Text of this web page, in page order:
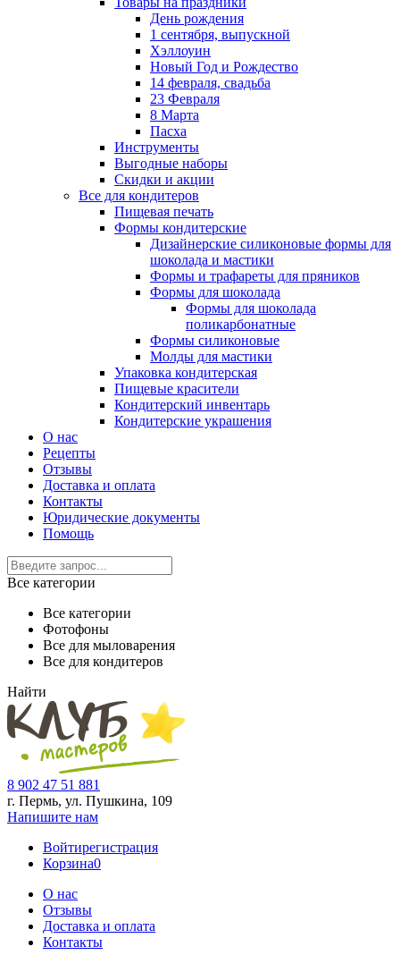
День рождения
1 сентября, выпускной
Хэллоуин
Новый Год и Рождество
14 февраля, свадьба
23 Февраля
8 Марта
Пасха
Инструменты
Выгодные наборы
Скидки и акции
Все для кондитеров
Пищевая печать
Формы кондитерские
Дизайнерские силиконовые формы для
шоколада и мастики
Формы и трафареты для пряников
Формы для шоколада
Формы для шоколада
поликарбонатные
Формы силиконовые
Молды для мастики
Упаковка кондитерская
Пищевые красители
Кондитерский инвентарь
Кондитерские украшения
О нас
Рецепты
Отзывы
Доставка и оплата
Контакты
Юридические документы
Помощь
Все категории
Все категории
Фотофоны
Все для мыловарения
Все для кондитеров
Найти
8 902 47 51 881
г. Пермь, ул. Пушкина, 109
Напишите нам
Войтирегистрация
Корзина0
О нас
Отзывы
Доставка и оплата
Контакты